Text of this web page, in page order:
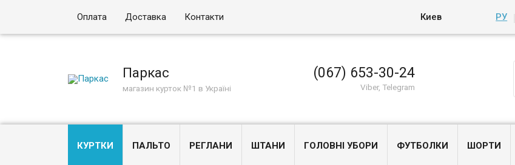
Киев РУ
Оплата Доставка Контакти
Паркас
магазин курток №1 в Україні
(067) 653-30-24
Viber, Telegram
КУРТКИ ПАЛЬТО РЕГЛАНИ ШТАНИ ГОЛОВНІ УБОРИ ФУТБОЛКИ ШОРТИ